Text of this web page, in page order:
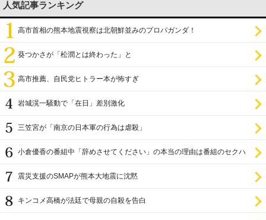
人気記事ランキング
高市首相の熊本地震視察は北朝鮮並みのプロパガンダ！
葵つかさが「松潤とは終わった」と
高市推薦、自民党ヒトラー本が怖すぎ
岩城滉一騒動で「在日」差別激化
三笠宮が「南京の日本軍の行為は虐殺」
小倉優香の番組中「辞めさせてください」の本当の理由は番組のセクハ
震災支援のSMAPが熊本大地震に沈黙
キンコメ高橋が法廷で母親の自殺を告白